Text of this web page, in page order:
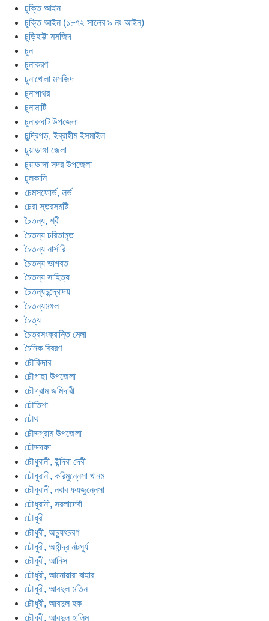
চুক্তি আইন
চুক্তি আইন (১৮৭২ সালের ৯ নং আইন)
চুড়িহাট্টা মসজিদ
চুন
চুনাকরণ
চুনাখোলা মসজিদ
চুনাপাথর
চুনামাটি
চুনারুঘাট উপজেলা
চুন্দ্রিগড়, ইব্রাহীম ইসমাইল
চুয়াডাঙ্গা জেলা
চুয়াডাঙ্গা সদর উপজেলা
চুলকানি
চেমসফোর্ড, লর্ড
চেরা স্তরসমষ্টি
চৈতন্য, শ্রী
চৈতন্য চরিতামৃত
চৈতন্য নার্সারি
চৈতন্য ভাগবত
চৈতন্য সাহিত্য
চৈতন্যচন্দ্রোদয়
চৈতন্যমঙ্গল
চৈত্য
চৈত্রসংক্রান্তি মেলা
চৈনিক বিবরণ
চৌকিদার
চৌগাছা উপজেলা
চৌগ্রাম জমিদারী
চৌতিশা
চৌথ
চৌদ্দগ্রাম উপজেলা
চৌদ্দদফা
চৌধুরানী, ইন্দিরা দেবী
চৌধুরানী, করিমুন্নেসা খানম
চৌধুরানী, নবাব ফয়জুন্নেসা
চৌধুরানী, সরলাদেবী
চৌধুরী
চৌধুরী, অচ্যুৎচরণ
চৌধুরী, অহীন্দ্র নটসূর্য
চৌধুরী, আনিস
চৌধুরী, আনোয়ারা বাহার
চৌধুরী, আবদুল মতিন
চৌধুরী, আবদুল হক
চৌধুরী, আবদুল হালিম